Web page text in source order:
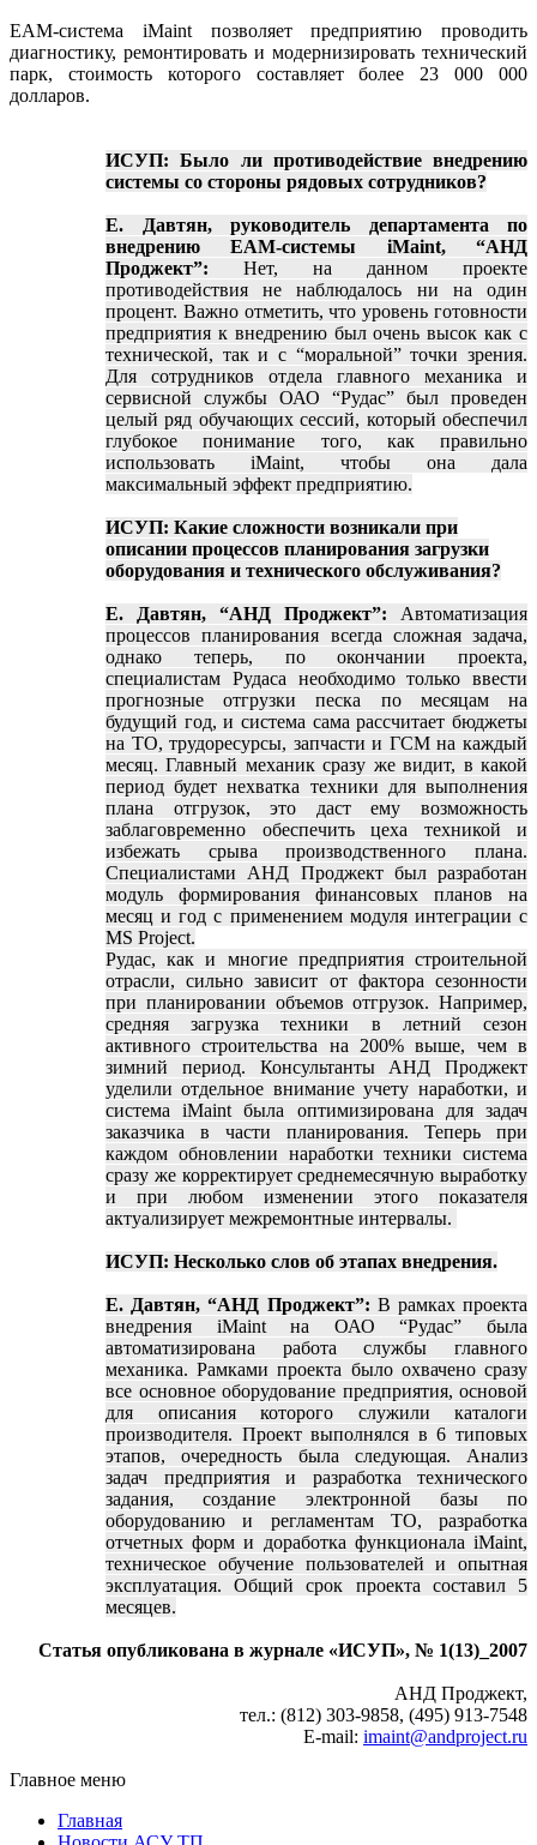
EAM-система iMaint позволяет предприятию проводить
диагностику, ремонтировать и модернизировать технический
парк, стоимость которого составляет более 23 000 000
долларов.
ИСУП: Было ли противодействие внедрению
системы со стороны рядовых сотрудников?
Е. Давтян, руководитель департамента по
внедрению EAM-системы iMaint, “АНД
Проджект”: Нет, на данном проекте
противодействия не наблюдалось ни на один
процент. Важно отметить, что уровень готовности
предприятия к внедрению был очень высок как с
технической, так и с “моральной” точки зрения.
Для сотрудников отдела главного механика и
сервисной службы ОАО “Рудас” был проведен
целый ряд обучающих сессий, который обеспечил
глубокое понимание того, как правильно
использовать iMaint, чтобы она дала
максимальный эффект предприятию.
ИСУП: Какие сложности возникали при
описании процессов планирования загрузки
оборудования и технического обслуживания?
Е. Давтян, “АНД Проджект”: Автоматизация
процессов планирования всегда сложная задача,
однако теперь, по окончании проекта,
специалистам Рудаса необходимо только ввести
прогнозные отгрузки песка по месяцам на
будущий год, и система сама рассчитает бюджеты
на ТО, трудоресурсы, запчасти и ГСМ на каждый
месяц. Главный механик сразу же видит, в какой
период будет нехватка техники для выполнения
плана отгрузок, это даст ему возможность
заблаговременно обеспечить цеха техникой и
избежать срыва производственного плана.
Специалистами АНД Проджект был разработан
модуль формирования финансовых планов на
месяц и год с применением модуля интеграции с
MS Project.
Рудас, как и многие предприятия строительной
отрасли, сильно зависит от фактора сезонности
при планировании объемов отгрузок. Например,
средняя загрузка техники в летний сезон
активного строительства на 200% выше, чем в
зимний период. Консультанты АНД Проджект
уделили отдельное внимание учету наработки, и
система iMaint была оптимизирована для задач
заказчика в части планирования. Теперь при
каждом обновлении наработки техники система
сразу же корректирует среднемесячную выработку
и при любом изменении этого показателя
актуализирует межремонтные интервалы.
ИСУП: Несколько слов об этапах внедрения.
Е. Давтян, “АНД Проджект”: В рамках проекта
внедрения iMaint на ОАО “Рудас” была
автоматизирована работа службы главного
механика. Рамками проекта было охвачено сразу
все основное оборудование предприятия, основой
для описания которого служили каталоги
производителя. Проект выполнялся в 6 типовых
этапов, очередность была следующая. Анализ
задач предприятия и разработка технического
задания, создание электронной базы по
оборудованию и регламентам ТО, разработка
отчетных форм и доработка функционала iMaint,
техническое обучение пользователей и опытная
эксплуатация. Общий срок проекта составил 5
месяцев.
Статья опубликована в журнале «ИСУП», № 1(13)_2007
АНД Проджект,
тел.: (812) 303-9858, (495) 913-7548
E-mail: imaint@andproject.ru
Главное меню
Главная